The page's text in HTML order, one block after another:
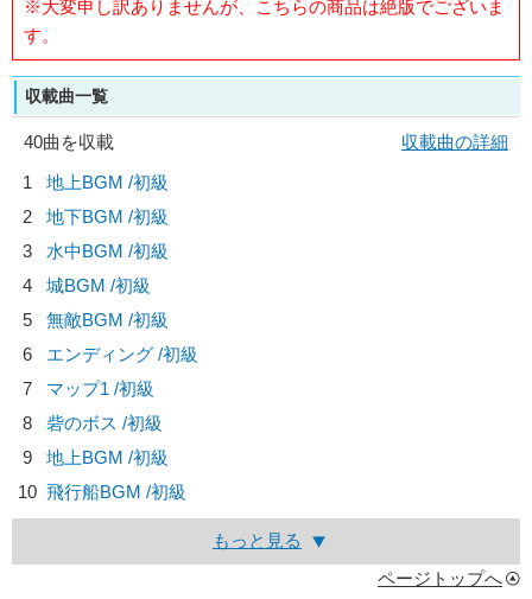
※大変申し訳ありませんが、こちらの商品は絶版でございま
す。
収載曲一覧
40曲を収載
収載曲の詳細
1
地上BGM /初級
2
地下BGM /初級
3
水中BGM /初級
4
城BGM /初級
5
無敵BGM /初級
6
エンディング /初級
7
マップ1 /初級
8
砦のボス /初級
9
地上BGM /初級
10 飛行船BGM /初級
もっと見る
ページトップへ